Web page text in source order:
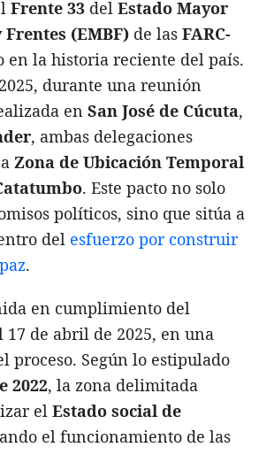
Frente 33 del Estado Mayor
(EMBF) de las FARC-
en la historia reciente del país.
durante una reunión
en San José de Cúcuta,
, ambas delegaciones
Zona de Ubicación Temporal
. Este pacto no solo
políticos, sino que sitúa a
del esfuerzo por construir
.
en cumplimiento del
17 de abril de 2025, en una
proceso. Según lo estipulado
2022, la zona delimitada
el Estado social de
el funcionamiento de las